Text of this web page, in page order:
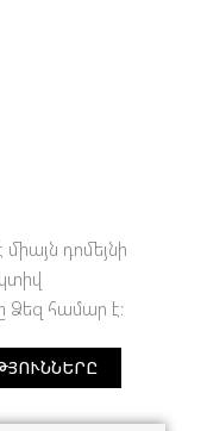
դոմեյնի
Ձեզ համար է։